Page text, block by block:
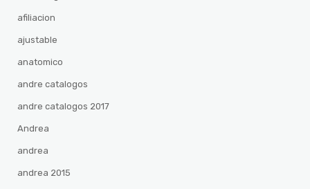
afiliacion
ajustable
anatomico
andre catalogos
andre catalogos 2017
Andrea
andrea
andrea 2015